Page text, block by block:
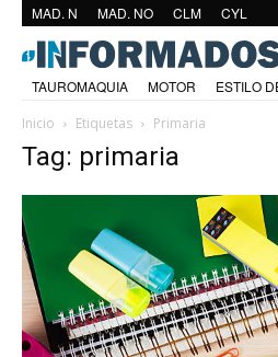
MAD. N MAD. NO CLM CYL
TAUROMAQUIA MOTOR
ESTILO
Inicio
Etiquetas Primaria
Tag: primaria